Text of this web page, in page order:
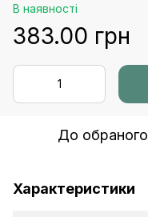
В наявності
383.00 грн
До обраного
Характеристики